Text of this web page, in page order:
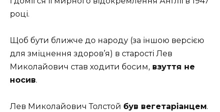
році.
Щоб бути ближче до народу (за іншою версією
для зміцнення здоров’я) в старості Лев
Миколайович став ходити босим, взуття не
носив.
Лев Миколайович Толстой був вегетаріанцем.